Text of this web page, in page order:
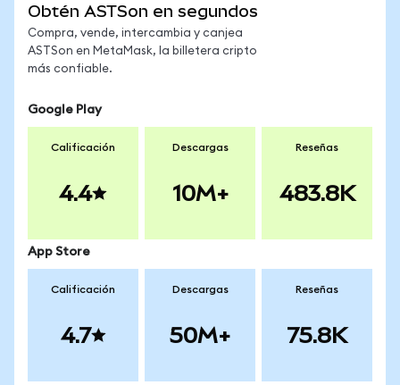
Obtén ASTSon en segundos
Compra, vende, intercambia y canjea
ASTSon en MetaMask, la billetera cripto
más confiable.
Google Play
Calificación
4.4
Descargas
10M+
Reseñas
483.8K
App Store
Calificación
4.7
Descargas
50M+
Reseñas
75.8K